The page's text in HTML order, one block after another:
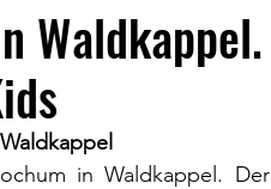
in Waldkappel.